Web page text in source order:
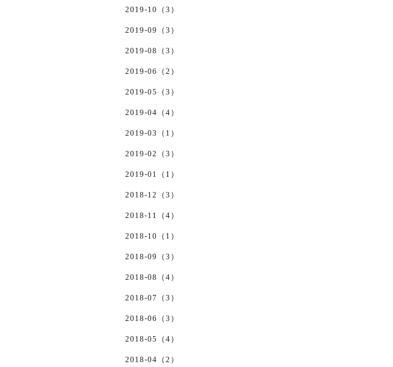
2019-10（3）
2019-09（3）
2019-08（3）
2019-06（2）
2019-05（3）
2019-04（4）
2019-03（1）
2019-02（3）
2019-01（1）
2018-12（3）
2018-11（4）
2018-10（1）
2018-09（3）
2018-08（4）
2018-07（3）
2018-06（3）
2018-05（4）
2018-04（2）